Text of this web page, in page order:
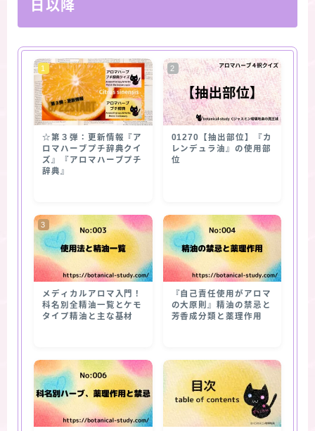
日以降
☆第３弾：更新情報『ア
ロマハーブプチ辞典クイ
ズ』『アロマハーブプチ
辞典』
01270【抽出部位】『カ
レンデュラ油』の使用部
位
メディカルアロマ入門！
科名別全精油一覧とケモ
タイプ精油と主な基材
『自己責任使用がアロマ
の大原則』精油の禁忌と
芳香成分類と薬理作用